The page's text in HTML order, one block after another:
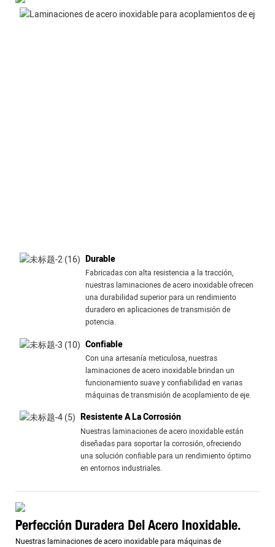
Durable
Fabricadas con alta resistencia a la tracción,
nuestras laminaciones de acero inoxidable ofrecen
una durabilidad superior para un rendimiento
duradero en aplicaciones de transmisión de
potencia.
Confiable
Con una artesanía meticulosa, nuestras
laminaciones de acero inoxidable brindan un
funcionamiento suave y confiabilidad en varias
máquinas de transmisión de acoplamiento de eje.
Resistente A La Corrosión
Nuestras laminaciones de acero inoxidable están
diseñadas para soportar la corrosión, ofreciendo
una solución confiable para un rendimiento óptimo
en entornos industriales.
Perfección Duradera Del Acero Inoxidable.
Nuestras laminaciones de acero inoxidable para máquinas de